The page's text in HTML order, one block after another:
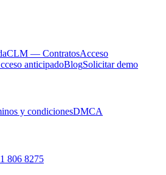
CLM — ContratosAcceso
anticipadoBlogSolicitar demo
y condicionesDMCA
806 8275